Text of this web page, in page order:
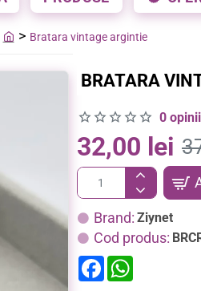
Bratara vintage argintie
BRATARA
Brand: Ziynet
Cod produs:
0 opinii
32,00 lei
F
a